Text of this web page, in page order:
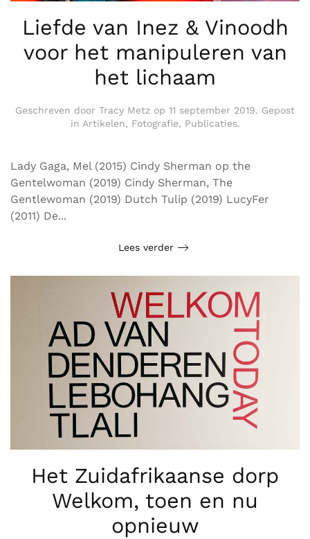
Liefde van Inez & Vinoodh
voor het manipuleren van
het lichaam
Geschreven door Tracy Metz op 11 september 2019. Gepost
in Artikelen, Fotografie, Publicaties.
Lady Gaga, Mel (2015) Cindy Sherman op the
Gentelwoman (2019) Cindy Sherman, The
Gentlewoman (2019) Dutch Tulip (2019) LucyFer
(2011) De...
Lees verder
Het Zuidafrikaanse dorp
Welkom, toen en nu
opnieuw